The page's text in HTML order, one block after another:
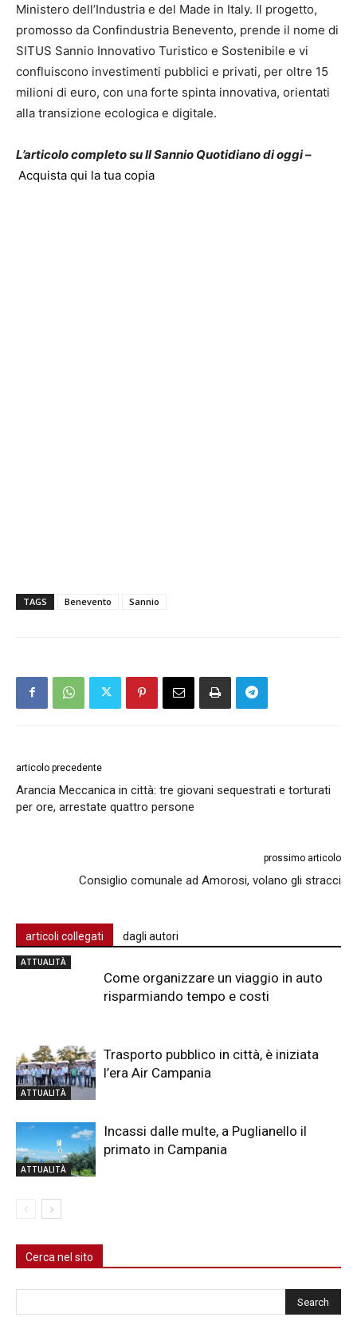
Ministero dell’Industria e del Made in Italy. Il progetto,
promosso da Confindustria Benevento, prende il nome di
SITUS Sannio Innovativo Turistico e Sostenibile e vi
confluiscono investimenti pubblici e privati, per oltre 15
milioni di euro, con una forte spinta innovativa, orientati
alla transizione ecologica e digitale.
L’articolo completo su Il Sannio Quotidiano di oggi –
Acquista qui la tua copia
TAGS Benevento Sannio
articolo precedente
Arancia Meccanica in città: tre giovani sequestrati e torturati
per ore, arrestate quattro persone
prossimo articolo
Consiglio comunale ad Amorosi, volano gli stracci
articoli collegati dagli autori
ATTUALITÀ
Come organizzare un viaggio in auto
risparmiando tempo e costi
ATTUALITÀ
Trasporto pubblico in città, è iniziata
l’era Air Campania
ATTUALITÀ
Incassi dalle multe, a Puglianello il
primato in Campania
Cerca nel sito